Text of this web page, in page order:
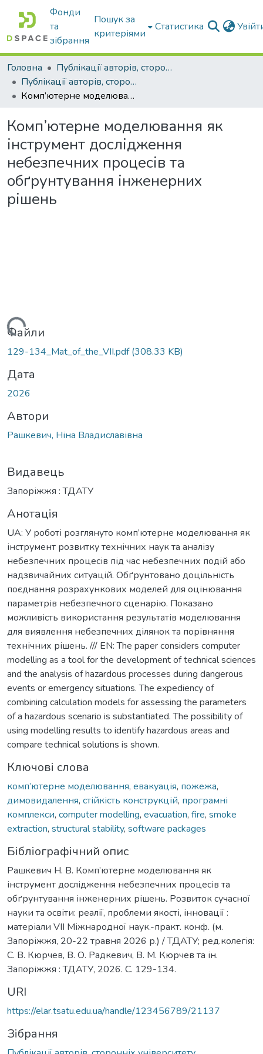
Фонди
та
зібрання
Пошук за
критеріями
Статистика
Головна
Публікації авторів, сторонніх університету
Публікації авторів, сторонніх університету
Комп’ютерне моделювання як інструмент дослідження небезпечних процесів та обґрунтування інженерних рішень
Комп’ютерне моделювання як
інструмент дослідження
небезпечних процесів та
обґрунтування інженерних
рішень
Файли
129-134_Mat_of_the_VІІ.pdf(308.33 KB)
Дата
2026
Автори
Рашкевич, Ніна Владиславівна
Видавець
Запоріжжя : ТДАТУ
Анотація
UA: У роботі розглянуто комп’ютерне моделювання як
інструмент розвитку технічних наук та аналізу
небезпечних процесів під час небезпечних подій або
надзвичайних ситуацій. Обґрунтовано доцільність
поєднання розрахункових моделей для оцінювання
параметрів небезпечного сценарію. Показано
можливість використання результатів моделювання
для виявлення небезпечних ділянок та порівняння
технічних рішень. /// EN: The paper considers computer
modelling as a tool for the development of technical sciences
and the analysis of hazardous processes during dangerous
events or emergency situations. The expediency of
combining calculation models for assessing the parameters
of a hazardous scenario is substantiated. The possibility of
using modelling results to identify hazardous areas and
compare technical solutions is shown.
Ключові слова
комп’ютерне моделювання, евакуація, пожежа,
димовидалення, стійкість конструкцій, програмні
комплекси, computer modelling, evacuation, fire, smoke
extraction, structural stability, software packages
Бібліографічний опис
Рашкевич Н. В. Комп’ютерне моделювання як
інструмент дослідження небезпечних процесів та
обґрунтування інженерних рішень. Розвиток сучасної
науки та освіти: реалії, проблеми якості, інновації :
матеріали VІІ Міжнародної наук.-практ. конф. (м.
Запоріжжя, 20-22 травня 2026 р.) / ТДАТУ; ред.колегія:
С. В. Кюрчев, В. О. Радкевич, В. М. Кюрчев та ін.
Запоріжжя : ТДАТУ, 2026. С. 129-134.
URI
https://elar.tsatu.edu.ua/handle/123456789/21137
Зібрання